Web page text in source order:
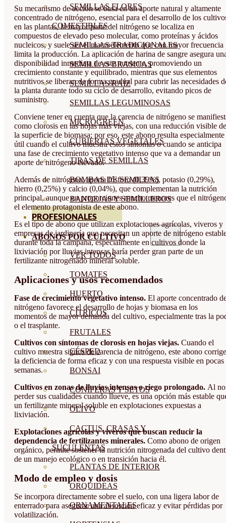
SEMILLAS FLORES
COMESTIBLES
SEMILLAS TRADICIONALES
SEMILLAS BRASICAS
SEMILLAS RAÍZ
SEMILLAS LEGUMINOSAS
MICROGREEN
CUBIERTAS VEGETALES
TIRAS DE SEMILLAS
BOMBAS DE SEMILLAS
BANDEJAS Y SEMILLEROS
PROFESIONALES
ABONOS POR CULTIVO
VER TODOS
TOMATES
HUERTO
CÍTRICOS
FRUTALES
CÉSPED
BONSAI
CONÍFERAS Y SETOS
OLIVO
CACTUS, CRASAS Y
SUCULENTAS
PLANTAS DE INTERIOR
ORQUIDEAS
ORNAMENTALES
Su mecanismo de acción se basa en un aporte natural y altamente
concentrado de nitrógeno, esencial para el desarrollo de los
en las plantas, la mayor parte del nitrógeno se localiza en
compuestos de elevado peso molecular, como proteínas y ácidos
nucleicos, y suele ser el macroelemento que con mayor frecuencia
limita la producción. La aplicación de harina de sangre asegura
disponibilidad inmediata de este nutriente, promoviendo un
crecimiento constante y equilibrado, mientras que sus elementos
nutritivos se liberan de forma gradual para cubrir las necesidades
la planta durante todo su ciclo de desarrollo, evitando picos de
suministro.
Conviene tener en cuenta que la carencia de nitrógeno se
como clorosis en las hojas más viejas, con una reducción visible de
la superficie de biomasa; por eso, este abono resulta especialmente
útil cuando el cultivo muestra estos síntomas o cuando se anticipa
una fase de crecimiento vegetativo intenso que va a demandar un
aporte de nitrógeno elevado.
Además de nitrógeno, aporta fósforo (0,39%), potasio (0,29%),
hierro (0,25%) y calcio (0,04%), que complementan la nutrición
principal, aunque en proporciones mucho menores que el
el elemento protagonista de este abono.
Es el tipo de abono que utilizan explotaciones agrícolas, viveros y
empresas de jardinería que necesitan un aporte de nitrógeno
durante toda la campaña, especialmente en cultivos donde la
lixiviación por lluvias intensas haría perder gran parte de un
fertilizante nitrogenado mineral soluble.
Aplicaciones y usos recomendados
Fase de crecimiento vegetativo intenso. El aporte concentrado
nitrógeno favorece el desarrollo de hojas y biomasa en los
momentos de mayor demanda del cultivo, especialmente tras la
o el trasplante.
Cultivos con síntomas de clorosis en hojas viejas. Cuando el
cultivo muestra signos de carencia de nitrógeno, este abono corrige
la deficiencia de forma eficaz y con una respuesta visible en pocas
semanas.
Cultivos en zonas de lluvias intensas o riego prolongado. Al no
perder sus cualidades cuando llueve, es una opción más estable
un fertilizante mineral soluble en explotaciones expuestas a
lixiviación.
Explotaciones agrícolas y viveros que buscan reducir la
dependencia de fertilizantes minerales. Como abono de origen
orgánico, permite sostener la nutrición nitrogenada del cultivo
de un manejo ecológico o en transición hacia él.
Modo de empleo y dosis
Se incorpora directamente sobre el suelo, con una ligera labor de
enterrado para asegurar una absorción eficaz y evitar pérdidas por
volatilización.